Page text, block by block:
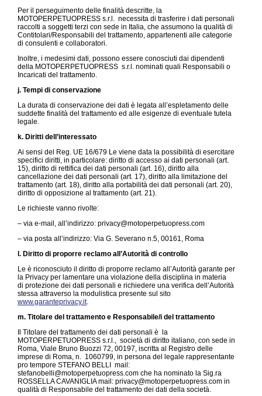
Per il perseguimento delle finalità descritte, la
MOTOPERPETUOPRESS s.r.l. necessita di trasferire i dati personali
raccolti a soggetti terzi con sede in Italia, che assumono la qualità di
Contitolari/Responsabili del trattamento, appartenenti alle categorie
di consulenti e collaboratori.
Inoltre, i medesimi dati, possono essere conosciuti dai dipendenti
della MOTOPERPETUOPRESS s.r.l. nominati quali Responsabili o
Incaricati del trattamento.
j. Tempi di conservazione
La durata di conservazione dei dati è legata all’espletamento delle
suddette finalità del trattamento ed alle esigenze di eventuale tutela
legale.
k. Diritti dell’interessato
Ai sensi del Reg. UE 16/679 Le viene data la possibilità di esercitare
specifici diritti, in particolare: diritto di accesso ai dati personali (art.
15), diritto di rettifica dei dati personali (art. 16), diritto alla
cancellazione dei dati personali (art. 17), diritto alla limitazione del
trattamento (art. 18), diritto alla portabilità dei dati personali (art. 20),
diritto di opposizione al trattamento (art. 21).
Le richieste vanno rivolte:
– via e-mail, all’indirizzo: privacy@motoperpetuopress.com
– via posta all’indirizzo: Via G. Severano n.5, 00161, Roma
l. Diritto di proporre reclamo all’Autorità di controllo
Le è riconosciuto il diritto di proporre reclamo all’Autorità garante per
la Privacy per lamentare una violazione della disciplina in materia
di protezione dei dati personali e richiedere una verifica dell’Autorità
stessa attraverso la modulistica presente sul sito
www.garanteprivacy.it.
m. Titolare del trattamento e Responsabile/i del trattamento
Il Titolare del trattamento dei dati personali è la
MOTOPERPETUOPRESS s.r.l., società di diritto italiano, con sede in
Roma, Viale Bruno Buozzi 72, 00197, iscritta al Registro delle
imprese di Roma, n. 1060799, in persona del legale rappresentante
pro tempore STEFANO BELLI mail:
stefanobelli@motoperpetuopress.com che ha nominato la Sig.ra
ROSSELLA CAVANIGLIA mail: privacy@motoperpetuopress.com in
qualità di Responsabile del trattamento dei dati della società.